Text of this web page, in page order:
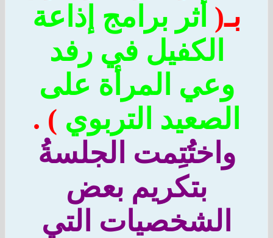
أثر برامج إذاعة
الكفيل في رفد
وعي المرأة على
التربوي) .
واختُتِمت الجلسةُ
بتكريم بعض
الشخصيات التي